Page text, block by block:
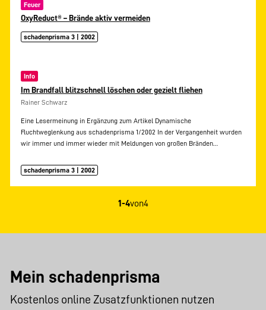
Feuer
OxyReduct® – Brände aktiv vermeiden
schadenprisma 3 | 2002
Info
Im Brandfall blitzschnell löschen oder gezielt fliehen
Rainer Schwarz
Eine Lesermeinung in Ergänzung zum Artikel Dynamische
Fluchtweglenkung aus schadenprisma 1/2002 In der Vergangenheit wurden
wir immer und immer wieder mit Meldungen von großen Bränden…
schadenprisma 3 | 2002
1-4von4
Mein schadenprisma
Kostenlos online Zusatzfunktionen nutzen